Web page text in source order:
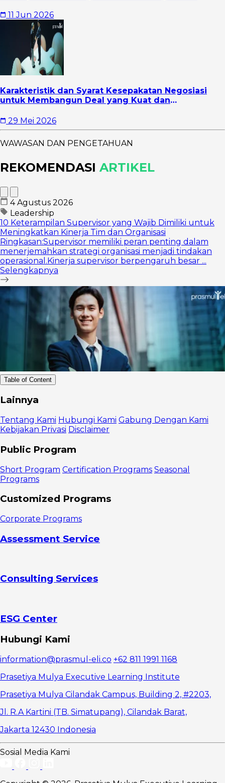
11 Jun 2026
Karakteristik dan Syarat Kesepakatan Negosiasi
untuk Membangun Deal yang Kuat dan
29 Mei 2026
WAWASAN DAN PENGETAHUAN
REKOMENDASI ARTIKEL
4 Agustus 2026
Leadership
10 Keterampilan Supervisor yang Wajib Dimiliki untuk
Meningkatkan Kinerja Tim dan Organisasi
Ringkasan:Supervisor memiliki peran penting dalam
menerjemahkan strategi organisasi menjadi tindakan
operasional.Kinerja supervisor berpengaruh besar ...
Selengkapnya
Table of Content
Ringkasan:
Kenapa
Mengomunikasikan
Value
Proposition
Penting Saat
Negosiasi
Membantu
Lawan
Negosiasi
Memahami
2.
Kepercayaan
Risiko
Proposition
bagi Manajer
1.
Negosiasi
Berubah
Menjadi
Perang Harga
2.
Peluang
Jangka
Panjang
Cara
Mengomunikasikan
Value
Lainnya
Tentang Kami Hubungi Kami Gabung Dengan Kami
Kebijakan Privasi Disclaimer
Public Program
Short Program Certification Programs Seasonal
Programs
Customized Programs
Corporate Programs
Assessment Service
Consulting Services
ESG Center
Hubungi Kami
information@prasmul-eli.co +62 811 1991 1168
Prasetiya Mulya Executive Learning Institute
Prasetiya Mulya Cilandak Campus, Building 2, #2203,
Jl. R.A Kartini (TB. Simatupang), Cilandak Barat,
Jakarta 12430 Indonesia
Sosial Media Kami